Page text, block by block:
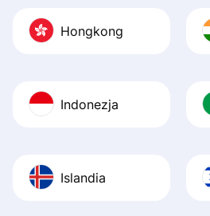
Hongkong
Indonezja
Islandia